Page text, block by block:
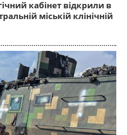
кабінет відкрили в
міській клінічній